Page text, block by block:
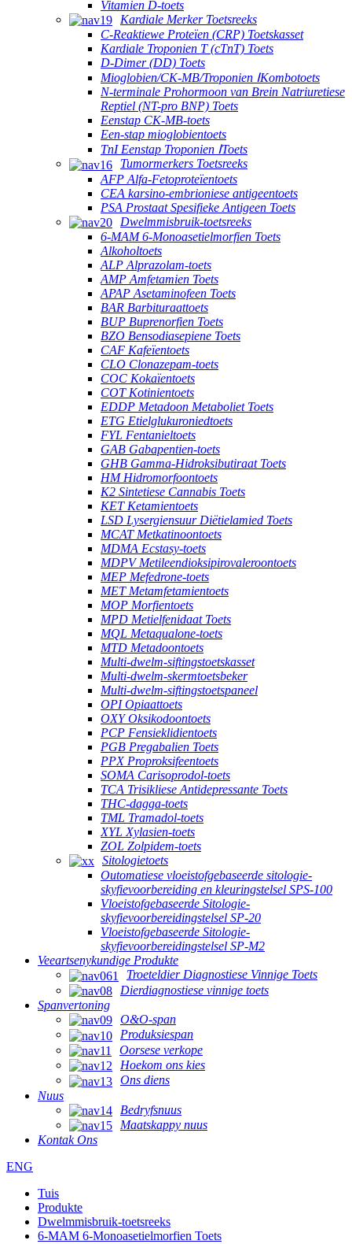
Vitamien D-toets
Kardiale Merker Toetsreeks
C-Reaktiewe Proteïen (CRP) Toetskasset
Kardiale Troponien T (cTnT) Toets
D-Dimer (DD) Toets
Mioglobien/CK-MB/Troponien ⅠKombotoets
N-terminale Prohormoon van Brein Natriuretiese
Reptiel (NT-pro BNP) Toets
Eenstap CK-MB-toets
Een-stap mioglobientoets
TnI Eenstap Troponien ⅠToets
Tumormerkers Toetsreeks
AFP Alfa-Fetoproteïentoets
CEA karsino-embrioniese antigeentoets
PSA Prostaat Spesifieke Antigeen Toets
Dwelmmisbruik-toetsreeks
6-MAM 6-Monoasetielmorfien Toets
Alkoholtoets
ALP Alprazolam-toets
AMP Amfetamien Toets
APAP Asetaminofeen Toets
BAR Barbituraattoets
BUP Buprenorfien Toets
BZO Bensodiasepiene Toets
CAF Kafeïentoets
CLO Clonazepam-toets
COC Kokaïentoets
COT Kotinientoets
EDDP Metadoon Metaboliet Toets
ETG Etielglukuroniedtoets
FYL Fentanieltoets
GAB Gabapentien-toets
GHB Gamma-Hidroksibutiraat Toets
HM Hidromorfoontoets
K2 Sintetiese Cannabis Toets
KET Ketamientoets
LSD Lysergiensuur Diëtielamied Toets
MCAT Metkatinoontoets
MDMA Ecstasy-toets
MDPV Metileendioksipirovaleroontoets
MEP Mefedrone-toets
MET Metamfetamientoets
MOP Morfientoets
MPD Metielfenidaat Toets
MQL Metaqualone-toets
MTD Metadoontoets
Multi-dwelm-siftingstoetskasset
Multi-dwelm-skermtoetsbeker
Multi-dwelm-siftingstoetspaneel
OPI Opiaattoets
OXY Oksikodoontoets
PCP Fensieklidientoets
PGB Pregabalien Toets
PPX Proproksifeentoets
SOMA Carisoprodol-toets
TCA Trisikliese Antidepressante Toets
THC-dagga-toets
TML Tramadol-toets
XYL Xylasien-toets
ZOL Zolpidem-toets
Sitologietoets
Outomatiese vloeistofgebaseerde sitologie-
skyfievoorbereiding en kleuringstelsel SPS-100
Vloeistofgebaseerde Sitologie-
skyfievoorbereidingstelsel SP-20
Vloeistofgebaseerde Sitologie-
skyfievoorbereidingstelsel SP-M2
Veeartsenykundige Produkte
Troeteldier Diagnostiese Vinnige Toets
Dierdiagnostiese vinnige toets
Spanvertoning
O&O-span
Produksiespan
Oorsese verkope
Hoekom ons kies
Ons diens
Nuus
Bedryfsnuus
Maatskappy nuus
Kontak Ons
ENG
Tuis
Produkte
Dwelmmisbruik-toetsreeks
6-MAM 6-Monoasetielmorfien Toets